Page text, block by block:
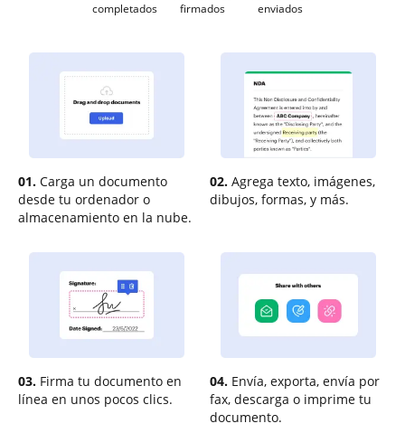
completados
firmados
enviados
01. Carga un documento
desde tu ordenador o
almacenamiento en la nube.
02. Agrega texto, imágenes,
dibujos, formas, y más.
03. Firma tu documento en
línea en unos pocos clics.
04. Envía, exporta, envía por
fax, descarga o imprime tu
documento.